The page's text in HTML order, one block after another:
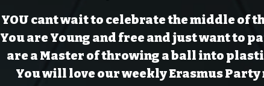
YOU cant wait to celebrate the middle of
You are Young and free and just want to
are a Master of throwing a ball into
You will love our weekly Erasmus